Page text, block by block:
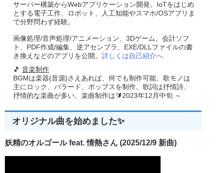
サーバー構築からWebアプリケーション開発。IoTをはじめ
とする電子工作、ロボット、人工知能やスマホ/OSアプリま
で分野問わず経験。
画像処理/音声処理/アニメーション、3Dゲーム、会計ソフ
ト、PDF作成/編集、逆アセンブラ、EXE/DLLファイルの書
き換えなどのアプリを公開。 詳しくは自己紹介へ
🎵 音楽制作
BGMは楽器(音源)さえあれば、何でも制作可能。歌モノは
主にロック、バラード、ポップスを制作。歌詞は抒情詩、
抒情的な楽曲が多い。楽曲制作は🔰2023年12月中旬 ～
オリジナル曲を始めました✨
妖精のオルゴール feat. 情熱さん (2025/12/9 新曲)